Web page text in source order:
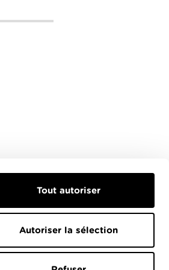
Tout autoriser
Autoriser la sélection